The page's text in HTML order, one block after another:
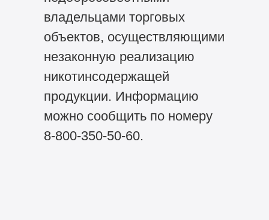
владельцами торговых
объектов, осуществляющими
незаконную реализацию
никотинсодержащей
продукции. Информацию
можно сообщить по номеру
8-800-350-50-60.